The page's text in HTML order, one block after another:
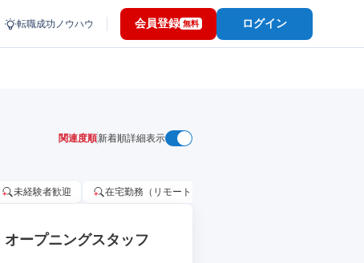
転職成功ノウハウ 会員登録 無料 ログイン
関連度順新着順詳細表示
未経験者歓迎 在宅勤務（リモートワーク）OK
ープニングスタッフ